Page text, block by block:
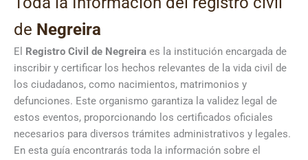
de Negreira
El Registro Civil de Negreira es la institución encargada de
inscribir y certificar los hechos relevantes de la vida civil de
los ciudadanos, como nacimientos, matrimonios y
defunciones. Este organismo garantiza la validez legal de
estos eventos, proporcionando los certificados oficiales
necesarios para diversos trámites administrativos y legales.
En esta guía encontrarás toda la información sobre el